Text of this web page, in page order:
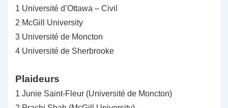
1 Université d’Ottawa – Civil
2 McGill University
3 Université de Moncton
4 Université de Sherbrooke
Plaideurs
1 Junie Saint-Fleur (Université de Moncton)